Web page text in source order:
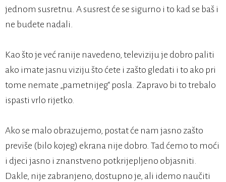
jednom susretnu. A susrest će se sigurno i to kad se baš i
ne budete nadali.
Kao što je već ranije navedeno, televiziju je dobro paliti
ako imate jasnu viziju što ćete i zašto gledati i to ako pri
tome nemate „pametnijeg“ posla. Zapravo bi to trebalo
ispasti vrlo rijetko.
Ako se malo obrazujemo, postat će nam jasno zašto
previše (bilo kojeg) ekrana nije dobro. Tad ćemo to moći
i djeci jasno i znanstveno potkrijepljeno objasniti.
Dakle, nije zabranjeno, dostupno je, ali idemo naučiti